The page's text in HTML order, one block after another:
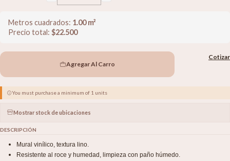
Metros cuadrados: 1.00m²
Precio total: $22.500
Agregar Al Carro
Cotizar
You must purchase a minimum of 1 units
Mostrar stock de ubicaciones
DESCRIPCIÓN
Mural vinílico, textura lino.
Resistente al roce y humedad, limpieza con paño húmedo.